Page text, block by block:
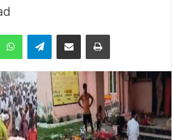
WhatsAppTelegramShare via Email Print